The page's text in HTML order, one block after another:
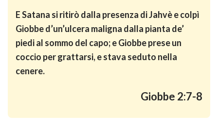
E Satana si ritirò dalla presenza di Jahvè e colpì
Giobbe d’un’ulcera maligna dalla pianta de’
piedi al sommo del capo; e Giobbe prese un
coccio per grattarsi, e stava seduto nella
cenere.
Giobbe 2:7-8